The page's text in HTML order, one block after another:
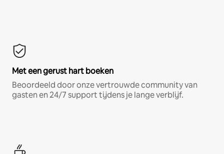
Met een gerust hart boeken
Beoordeeld door onze vertrouwde community van
gasten en 24/7 support tijdens je lange verblijf.